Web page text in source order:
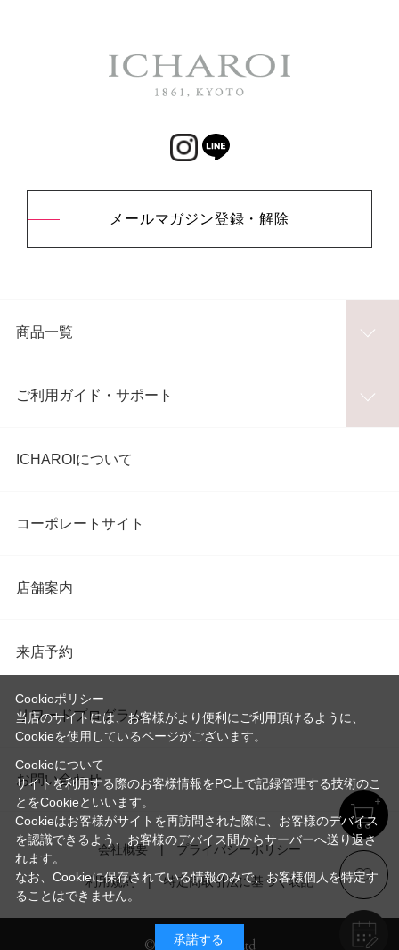
メールマガジン登録・解除
商品一覧
ご利用ガイド・サポート
ICHAROIについて
コーポレートサイト
店舗案内
来店予約
リワードプログラム
お問い合わせ
会社概要 プライバシーポリシー
利用規約 特定商取引法に基づく表記
© Imayo & Co.,Ltd
Cookieポリシー
当店のサイトには、お客様がより便利にご利用頂けるように、
Cookieを使用しているページがございます。
Cookieについて
サイトを利用する際のお客様情報をPC上で記録管理する技術のこ
とをCookieといいます。
Cookieはお客様がサイトを再訪問された際に、お客様のデバイス
を認識できるよう、お客様のデバイス間からサーバーへ送り返さ
れます。
なお、Cookieに保存されている情報のみで、お客様個人を特定す
ることはできません。
承諾する